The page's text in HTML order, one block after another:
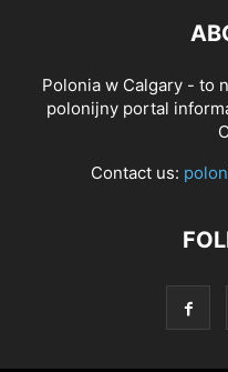
Polonia w Calgary - to
polonijny portal
Contact us: